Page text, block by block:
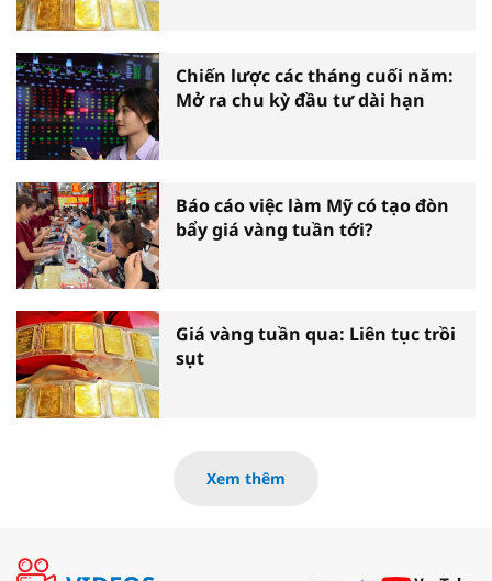
Chiến lược các tháng cuối năm:
Mở ra chu kỳ đầu tư dài hạn
Báo cáo việc làm Mỹ có tạo đòn
bẩy giá vàng tuần tới?
Giá vàng tuần qua: Liên tục trồi
sụt
Xem thêm